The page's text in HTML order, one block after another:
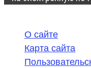
О сайте
Карта сайта